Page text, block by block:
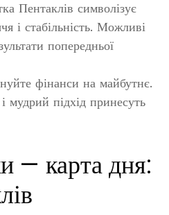
Пентаклів символізує
і стабільність. Можливі
попередньої
фінанси на майбутнє.
і мудрий підхід принесуть
— карта дня: